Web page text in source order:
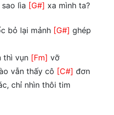
lìa [G#] xa mình ta?
bỏ lại mảnh [G#] ghép
thì vụn [Fm] vỡ
vẫn thấy cô [C#] đơn
chỉ nhìn thôi tim